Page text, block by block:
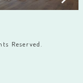
Reserved.